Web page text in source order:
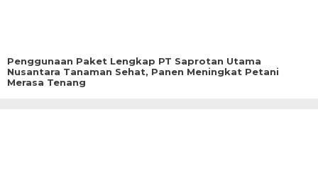
Penggunaan Paket Lengkap PT Saprotan Utama
Nusantara Tanaman Sehat, Panen Meningkat Petani
Merasa Tenang